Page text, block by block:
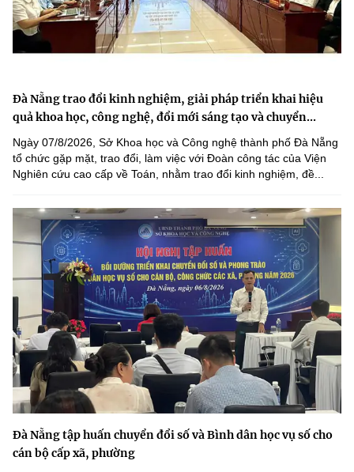
Đà Nẵng trao đổi kinh nghiệm, giải pháp triển khai hiệu
quả khoa học, công nghệ, đổi mới sáng tạo và chuyển...
Ngày 07/8/2026, Sở Khoa học và Công nghệ thành phố Đà Nẵng
tổ chức gặp mặt, trao đổi, làm việc với Đoàn công tác của Viện
Nghiên cứu cao cấp về Toán, nhằm trao đổi kinh nghiệm, đề...
Đà Nẵng tập huấn chuyển đổi số và Bình dân học vụ số cho
cán bộ cấp xã, phường